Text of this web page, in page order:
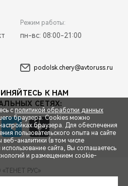
Режим работы:
пн-вс: 08:00-21:00
podolsk.chery@avtoruss.ru
К НАМ
СЕТЯХ:
РУС»
с политикой обработки данных
браузера. Cookies можно
браузера. Для обеспечения
пользовательского опыта на сайте
веб-аналитики (в том числе
сайта, Вы соглашаетесь
и размещением cookie-